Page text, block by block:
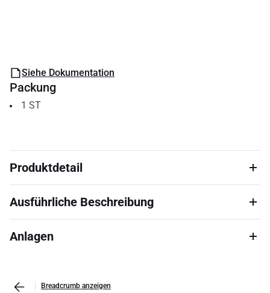
Siehe Dokumentation
Packung
1 ST
Produktdetail
Ausführliche Beschreibung
Anlagen
Breadcrumb anzeigen